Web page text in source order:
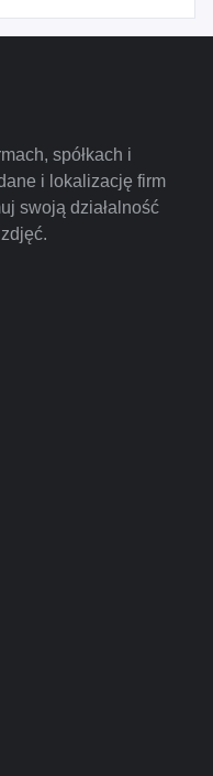
spółkach i
i lokalizację firm
swoją działalność